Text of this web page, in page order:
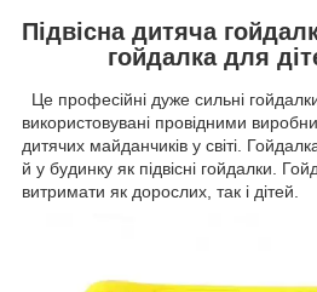
Підвісна дитяча
гойдалка для
Це професійні дуже сильні
використовувані провідними
дитячих майданчиків у світі.
й у будинку як підвісні гойдалки.
витримати як дорослих, так і дітей.